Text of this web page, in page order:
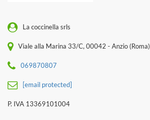
La coccinella srls
Viale alla Marina 33/C, 00042 - Anzio (Roma)
069870807
[email protected]
P. IVA 13369101004